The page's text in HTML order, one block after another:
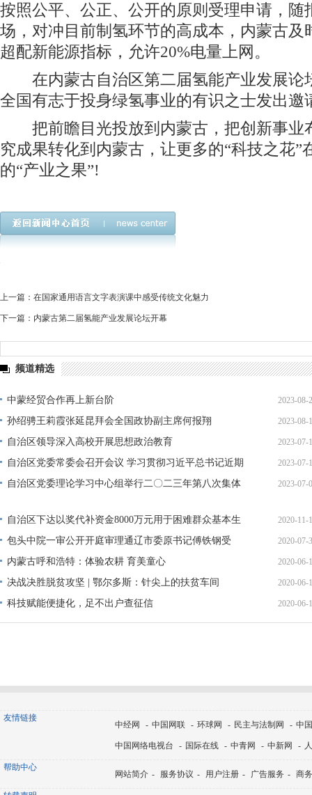
按照公平、公正、公开的原则受理申请，随
场，对冲目前制氢环节的高成本，内蒙古及
超配新能源指标，允许20%电量上网。
在内蒙古自治区第二届氢能产业发展论
全国有志于投身绿氢事业的有识之士发出
把前瞻目光投放到内蒙古，把创新事业
究成果转化到内蒙古，让更多的“科技之花”
的“产业之果”!
上一篇： 在国家通用语言文字表演课中感受传统文化魅力
下一篇： 内蒙古第二届氢能产业发展论坛开幕
频道精选
中蒙经贸合作再上新台阶 2023-08-
孙绍骋王莉霞张延昆拜会全国政协副主席何报翔 2023-08-
自治区领导深入高校开展思想政治教育 2023-07-
自治区党委常委会召开会议 学习贯彻习近平总书记近期 2023-07-
自治区党委理论学习中心组举行二〇二三年第八次集体
2023-07-
自治区下达以奖代补资金8000万元用于困难群众基本生
活
2020-11-
包头中院一审公开开庭审理通辽市委原书记傅铁钢受
贿、
2020-07-
内蒙古呼和浩特：体验农耕 育美童心 2020-06-
决战决胜脱贫攻坚 | 鄂尔多斯：针尖上的扶贫车间 2020-06-
科技赋能便捷化，足不出户查征信 2020-06-
友情链接
中经网 - 中国网联 - 环球网 - 民主与法制网 - 中
中国网络电视台 - 国际在线 - 中青网 - 中新网 -
帮助中心
网站简介 - 服务协议 - 用户注册 - 广告服务 - 商